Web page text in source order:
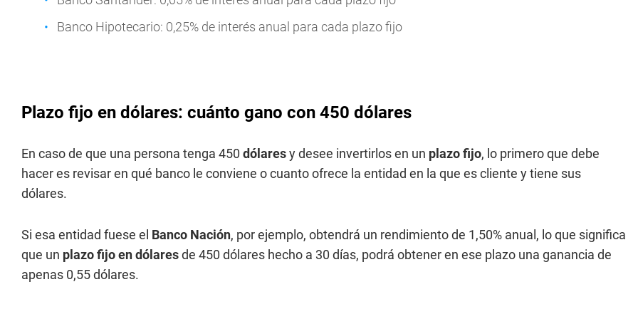
Banco Hipotecario: 0,25% de interés anual para cada plazo fijo
Plazo fijo en dólares: cuánto gano con 450 dólares
En caso de que una persona tenga 450 dólaresy desee invertirlos en un plazo fijo, lo primero que debe
hacer es revisar en qué banco le conviene o cuanto ofrece la entidad en la que es cliente y tiene sus
dólares.
Si esa entidad fuese el Banco Nación, por ejemplo, obtendrá un rendimiento de 1,50% anual, lo que significa
que un plazo fijo en dólaresde 450 dólares hecho a 30 días, podrá obtener en ese plazo una ganancia de
apenas 0,55 dólares.